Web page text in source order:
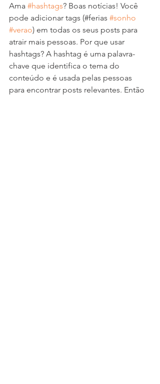
Ama #hashtags? Boas notícias! Você
pode adicionar tags (#ferias #sonho
#verao) em todas os seus posts para
atrair mais pessoas. Por que usar
hashtags? A hashtag é uma palavra-
chave que identifica o tema do
conteúdo e é usada pelas pessoas
para encontrar posts relevantes. Então